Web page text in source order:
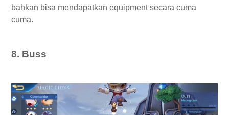
bahkan bisa mendapatkan equipment secara cuma
cuma.
8. Buss